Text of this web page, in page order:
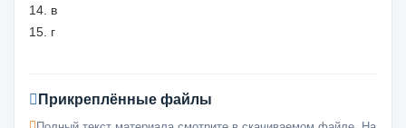
14. в
15. г
Прикреплённые файлы